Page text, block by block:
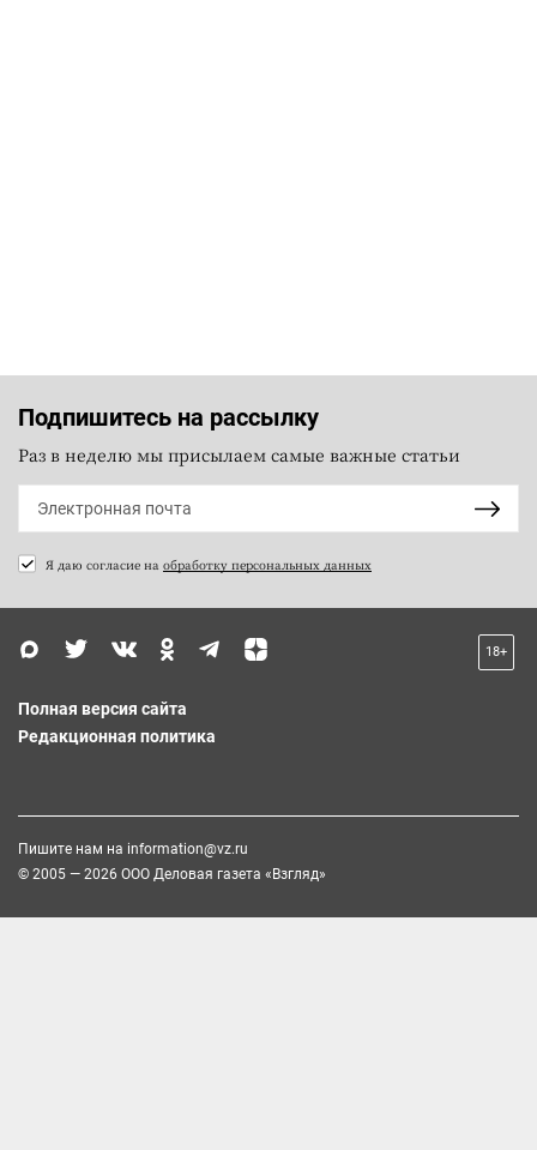
Подпишитесь на рассылку
Раз в неделю мы присылаем самые важные статьи
Я даю согласие на обработку персональных данных
18+
Полная версия сайта
Редакционная политика
Пишите нам на information@vz.ru
© 2005 — 2026 ООО Деловая газета «Взгляд»